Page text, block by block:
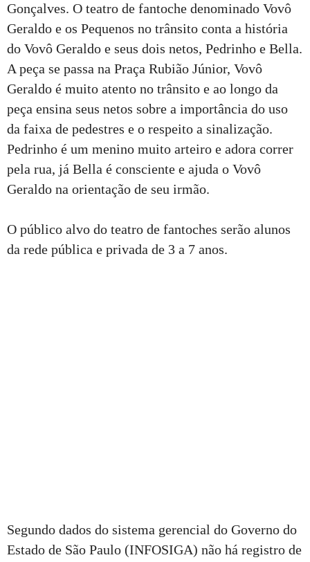
Gonçalves. O teatro de fantoche denominado Vovô
Geraldo e os Pequenos no trânsito conta a história
do Vovô Geraldo e seus dois netos, Pedrinho e Bella.
A peça se passa na Praça Rubião Júnior, Vovô
Geraldo é muito atento no trânsito e ao longo da
peça ensina seus netos sobre a importância do uso
da faixa de pedestres e o respeito a sinalização.
Pedrinho é um menino muito arteiro e adora correr
pela rua, já Bella é consciente e ajuda o Vovô
Geraldo na orientação de seu irmão.
O público alvo do teatro de fantoches serão alunos
da rede pública e privada de 3 a 7 anos.
Segundo dados do sistema gerencial do Governo do
Estado de São Paulo (INFOSIGA) não há registro de